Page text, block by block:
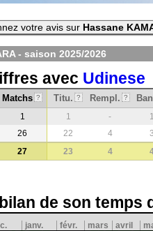
votre avis sur Hassane
- saison 2025/2026
avec Udinese
Matchs ? Titu. ? Rempl. ?
1 1 -
26 22 4
27 23 4
de son temps
janv. févr. mars avril